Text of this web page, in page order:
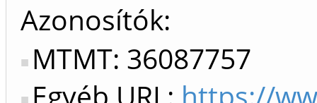
Azonosítók
MTMT: 36087757